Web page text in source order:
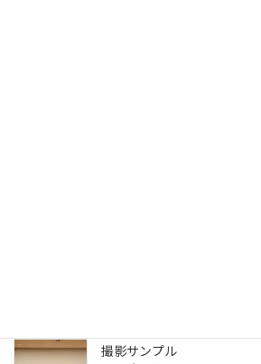
撮影サンプル